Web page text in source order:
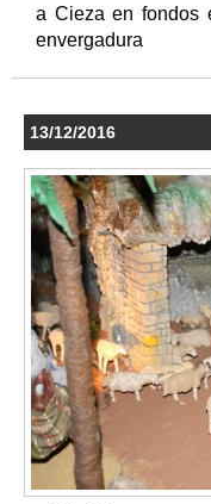
a Cieza en fondos
envergadura
13/12/2016